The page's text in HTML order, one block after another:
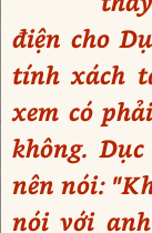
điện cho
tính xách
xem có
không.
nên nói:
nói với